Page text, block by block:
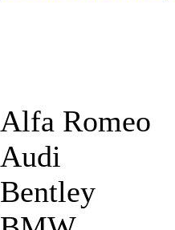
Alfa Romeo
Audi
Bentley